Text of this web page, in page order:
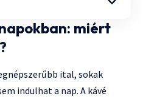
miért
ital, sokak
indulhat a nap. A kávé